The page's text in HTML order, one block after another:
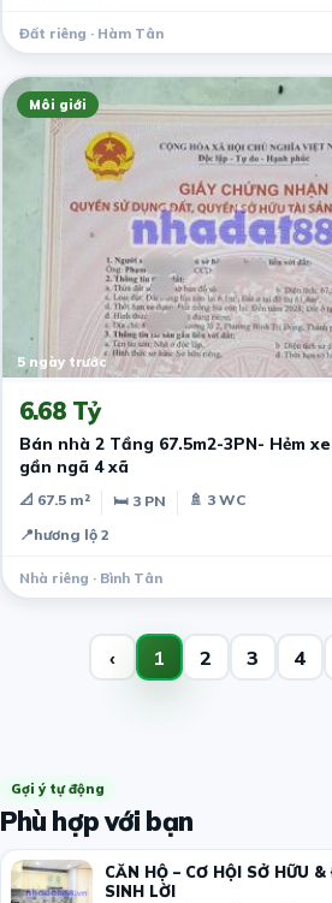
Đất riêng · Hàm Tân
Môi giới
5 ngày trước
6.68 Tỷ
Bán nhà 2 Tầng 67.5m2-3PN- Hẻm
gần ngã 4 xã
📐 67.5 m² 🛏 3 PN
🚿 3 WC
📍hương lộ 2
Nhà riêng · Bình Tân
‹ 1 2 3 4
Gợi ý tự động
Phù hợp với bạn
CĂN HỘ – CƠ HỘI SỞ HỮU
SINH LỜI